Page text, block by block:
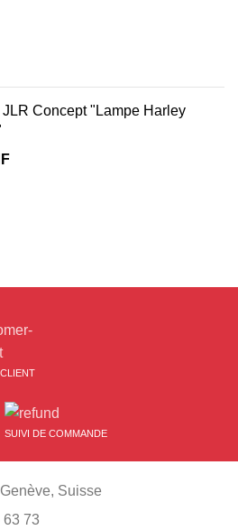
JLR Concept "Lampe Harley
SUIVI DE COMMANDE
Suisse
73